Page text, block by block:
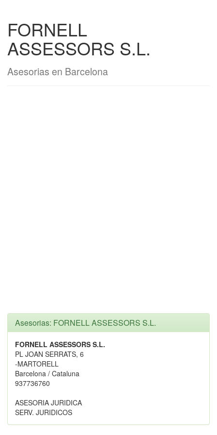
FORNELL
ASSESSORS S.L.
Asesorias en Barcelona
Asesorias: FORNELL ASSESSORS S.L.
FORNELL ASSESSORS S.L.
PL JOAN SERRATS, 6
-MARTORELL
Barcelona / Cataluna
937736760
ASESORIA JURIDICA
SERV. JURIDICOS